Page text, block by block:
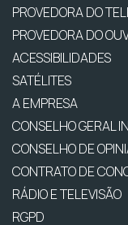
PROVEDORA DO
PROVEDORA DO
ACESSIBILIDADES
SATÉLITES
A EMPRESA
CONSELHO GERAL
CONSELHO DE
CONTRATO DE
RÁDIO E TELEVISÃO
RGPD